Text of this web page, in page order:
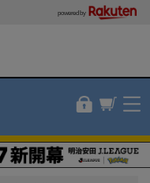
powered by